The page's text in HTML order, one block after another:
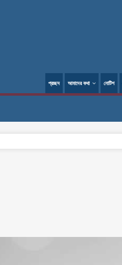
প্রচ্ছদ আমাদের কথা নোটিশ